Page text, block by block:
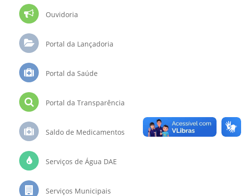
Ouvidoria
Portal da Lançadoria
Portal da Saúde
Portal da Transparência
Saldo de Medicamentos
Serviços de Água DAE
Serviços Municipais